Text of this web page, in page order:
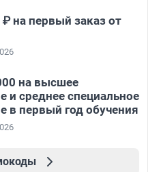
на первый заказ от
на высшее
и среднее специальное
в первый год обучения